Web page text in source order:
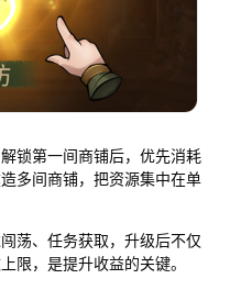
锁第一间商铺后，优先消耗
多间商铺，把资源集中在单
荡、任务获取，升级后不仅
限，是提升收益的关键。